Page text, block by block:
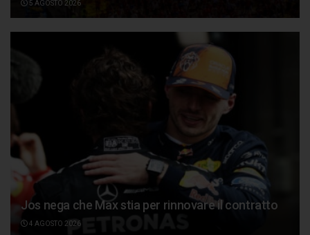
5 AGOSTO 2026
Jos nega che Max stia per rinnovare il contratto
4 AGOSTO 2026